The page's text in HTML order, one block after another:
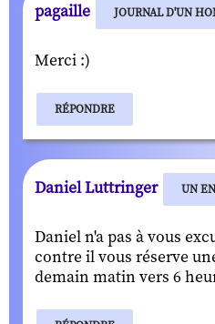
pagaille JOURNAL D'UN
Merci :)
RÉPONDRE
Daniel Luttringer UN
Daniel n'a pas à vous
contre il vous réserve
demain matin vers 6